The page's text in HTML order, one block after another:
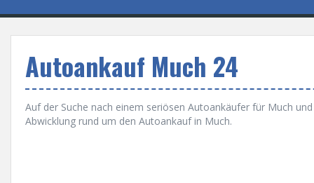
Autoankauf Much 24
Auf der Suche nach einem seriösen Autoankäufer für Much
Abwicklung rund um den Autoankauf in Much.